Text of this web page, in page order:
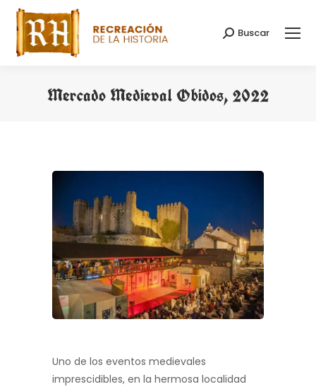
Buscar:
Buscar
Mercado Medieval Obidos, 2022
Uno de los eventos medievales
imprescidibles, en la hermosa localidad